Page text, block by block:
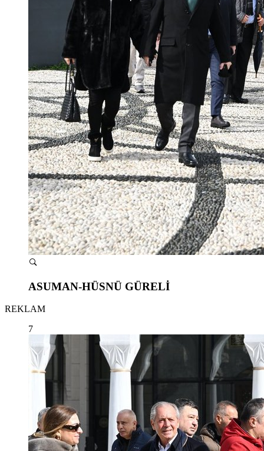
ASUMAN-HÜSNÜ GÜRELİ
REKLAM
7